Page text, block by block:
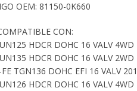
OEM: 81150-0K660
CON:
HDCR DOHC 16 VALV
HDCR DOHC 16 VALV
TGN136 DOHC EFI 16 VALV
HDCR DOHC 16 VALV